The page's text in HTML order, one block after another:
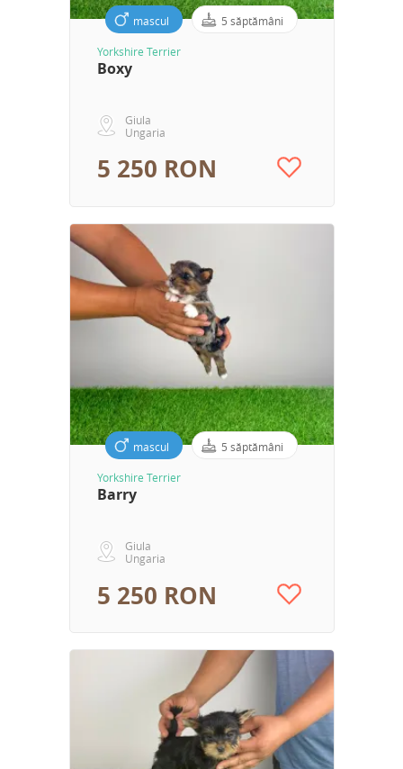
mascul 5 săptămâni
Yorkshire Terrier
Boxy
Giula
Ungaria
5 250 RON
mascul 5 săptămâni
Yorkshire Terrier
Barry
Giula
Ungaria
5 250 RON